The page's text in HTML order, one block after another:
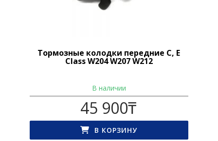
Тормозные колодки передние C, E
Class W204 W207 W212
В наличии
45 900₸
В КОРЗИНУ